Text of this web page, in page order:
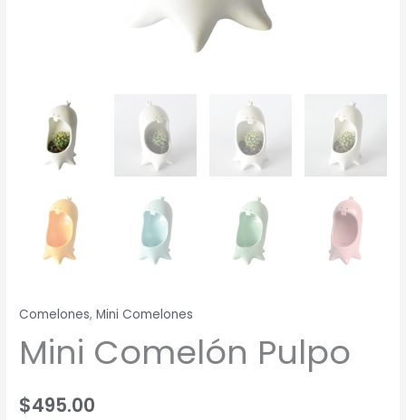
Comelones,Mini Comelones
Mini Comelón Pulpo
$495.00